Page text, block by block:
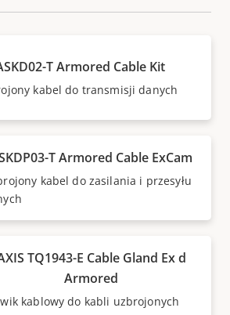
T Armored Cable Kit
kabel do transmisji danych
T Armored Cable ExCam
kabel do zasilania i przesyłu
TQ1943-E Cable Gland Ex d
Armored
kablowy do kabli uzbrojonych